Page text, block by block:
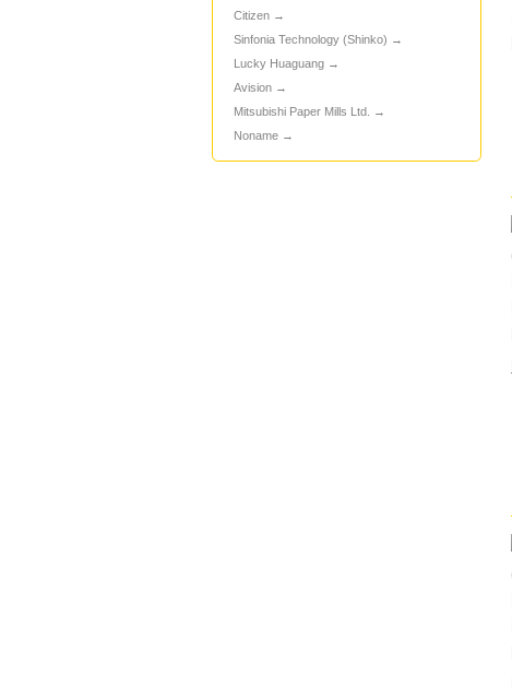
Citizen
Sinfonia Technology (Shinko)
Lucky Huaguang
Avision
Mitsubishi Paper Mills Ltd.
Noname